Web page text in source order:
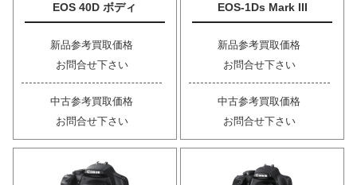
EOS 40D ボディ
新品参考買取価格
お問合せ下さい
中古参考買取価格
お問合せ下さい
EOS-1Ds Mark III
新品参考買取価格
お問合せ下さい
中古参考買取価格
お問合せ下さい